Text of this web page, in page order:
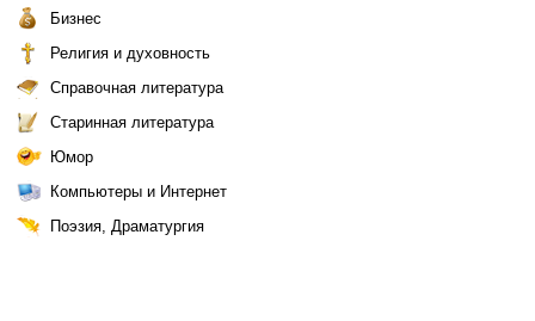
Бизнес
Религия и духовность
Справочная литература
Старинная литература
Юмор
Компьютеры и Интернет
Поэзия, Драматургия